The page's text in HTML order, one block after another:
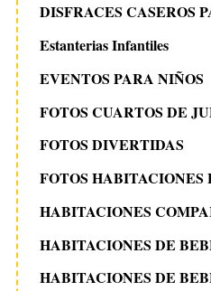
DISFRACES CASEROS
Estanterias Infantiles
EVENTOS PARA NIÑOS
FOTOS CUARTOS DE
FOTOS DIVERTIDAS
FOTOS HABITACIONES
HABITACIONES
HABITACIONES DE
HABITACIONES DE